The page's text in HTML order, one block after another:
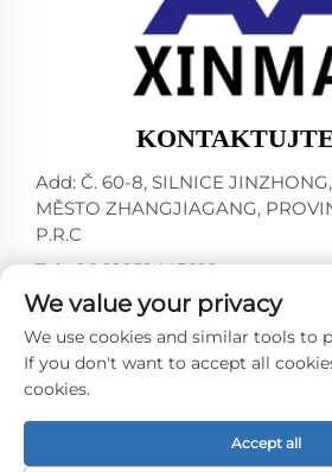
Add: Č. 60-8, SILNICE
MĚSTO ZHANGJIAGANG,
P.R.C
Tel:+86-18952445692
E-mail: [email protected]
Všechna práva vyhrazena © 2024
XINMAO DRINK MACHINERY
ochrany osobních
We value your privacy
We use cookies and similar tools to
If you don't want to accept all
cookies.
Accept all